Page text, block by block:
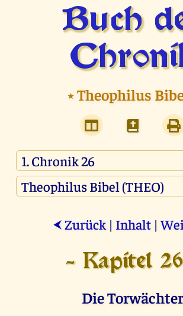
Buch
⭑Theophilus
⮜ Zurück | Inhalt |
- Kapitel
Die Torwächter